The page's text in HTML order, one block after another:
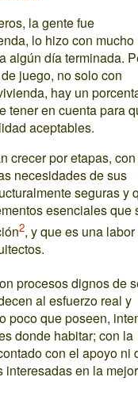
la gente fue
lo hizo con mucho
algún día terminada.
juego, no solo con
hay un
tener en cuenta para
aceptables.
crecer por etapas, con
necesidades de sus
seguras y
esenciales que
2, y que es una
procesos dignos de
al esfuerzo real y
poco que poseen,
donde habitar; con la
con el apoyo ni
interesadas en la